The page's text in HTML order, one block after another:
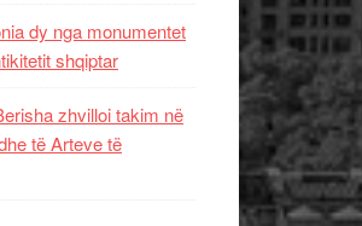
dy nga monumentet
shqiptar
zhvilloi takim në
të Arteve të